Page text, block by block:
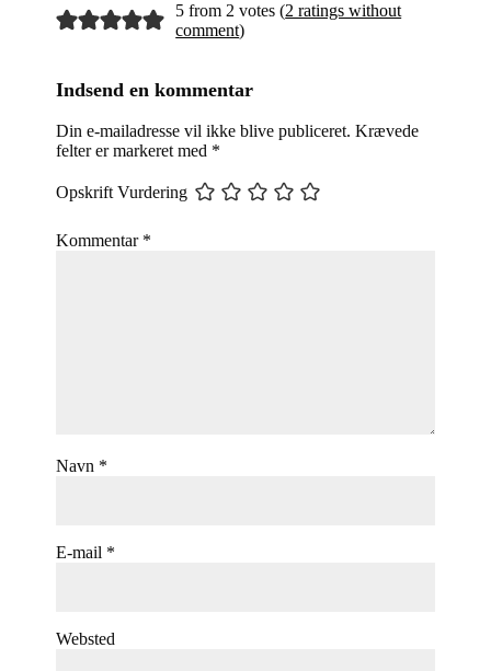
5 from 2 votes (2 ratings without
comment)
Indsend en kommentar
Din e-mailadresse vil ikke blive publiceret. Krævede
felter er markeret med *
Opskrift Vurdering
Kommentar *
Navn *
E-mail *
Websted